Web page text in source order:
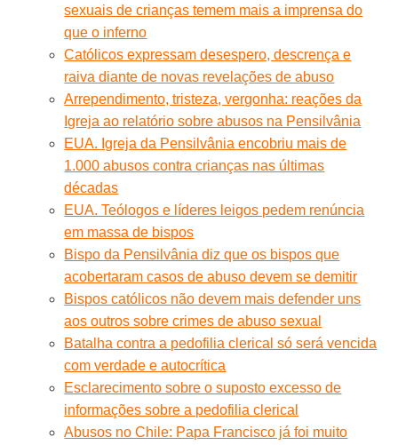
sexuais de crianças temem mais a imprensa do
que o inferno
Católicos expressam desespero, descrença e
raiva diante de novas revelações de abuso
Arrependimento, tristeza, vergonha: reações da
Igreja ao relatório sobre abusos na Pensilvânia
EUA. Igreja da Pensilvânia encobriu mais de
1.000 abusos contra crianças nas últimas
décadas
EUA. Teólogos e líderes leigos pedem renúncia
em massa de bispos
Bispo da Pensilvânia diz que os bispos que
acobertaram casos de abuso devem se demitir
Bispos católicos não devem mais defender uns
aos outros sobre crimes de abuso sexual
Batalha contra a pedofilia clerical só será vencida
com verdade e autocrítica
Esclarecimento sobre o suposto excesso de
informações sobre a pedofilia clerical
Abusos no Chile: Papa Francisco já foi muito